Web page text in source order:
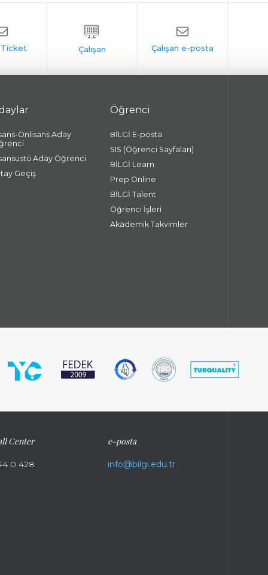
Önlisans Aday
Aday Öğrenci
Geçiş
Öğrenci
BİLGİ E-posta
SIS (Öğrenci Sayfaları)
BİLGİ Learn
Prep Online
BİLGİ Talent
Öğrenci İşleri
Akademik Takvimler
Center
0 428
e-posta
info@bilgi.edu.tr